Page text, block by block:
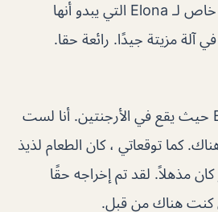
أسعار رائعة أيضًا. شكر خاص لـ Elona التي يبدو أنها
آلة مزيتة جيدًا. رائعة حقا.
اعتدت أن أذهب BICE حيث يقع في الأرجنتين. أنا لست
كما توقعاتي ، كان الطعام لذيذ
مذهلاً. لقد تم إخراجه حقًا
كنت هناك من قبل.